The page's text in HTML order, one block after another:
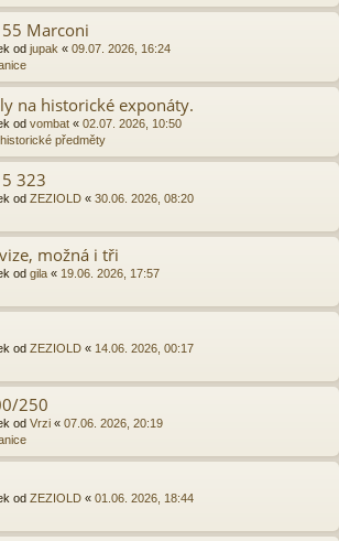
Marconi
od jupak « 09.07. 2026, 16:24
na historické exponáty.
od vombat « 02.07. 2026, 10:50
předměty
323
od ZEZIOLD « 30.06. 2026, 08:20
možná i tři
od gila « 19.06. 2026, 17:57
od ZEZIOLD « 14.06. 2026, 00:17
250
od Vrzi « 07.06. 2026, 20:19
od ZEZIOLD « 01.06. 2026, 18:44